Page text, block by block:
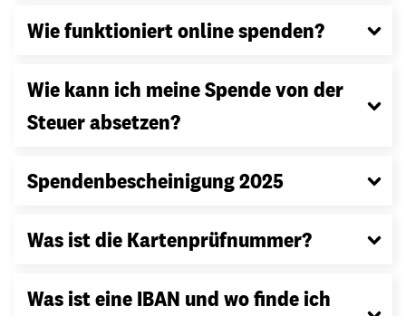
Wie funktioniert online spenden?
Wie kann ich meine Spende von der
Steuer absetzen?
Spendenbescheinigung 2025
Was ist die Kartenprüfnummer?
Was ist eine IBAN und wo finde ich